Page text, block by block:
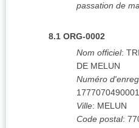
passation de
8.1 ORG-0002
Nom officiel:
DE MELUN
Numéro
Ville: MELUN
Code postal: